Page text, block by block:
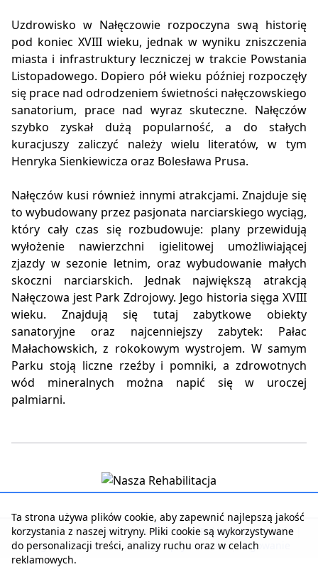
Uzdrowisko w Nałęczowie rozpoczyna swą historię
pod koniec XVIII wieku, jednak w wyniku zniszczenia
miasta i infrastruktury leczniczej w trakcie Powstania
Listopadowego. Dopiero pół wieku później rozpoczęły
się prace nad odrodzeniem świetności nałęczowskiego
sanatorium, prace nad wyraz skuteczne. Nałęczów
szybko zyskał dużą popularność, a do stałych
kuracjuszy zaliczyć należy wielu literatów, w tym
Henryka Sienkiewicza oraz Bolesława Prusa.
Nałęczów kusi również innymi atrakcjami. Znajduje się
to wybudowany przez pasjonata narciarskiego wyciąg,
który cały czas się rozbudowuje: plany przewidują
wyłożenie nawierzchni igielitowej umożliwiającej
zjazdy w sezonie letnim, oraz wybudowanie małych
skoczni narciarskich. Jednak największą atrakcją
Nałęczowa jest Park Zdrojowy. Jego historia sięga XVIII
wieku. Znajdują się tutaj zabytkowe obiekty
sanatoryjne oraz najcenniejszy zabytek: Pałac
Małachowskich, z rokokowym wystrojem. W samym
Parku stoją liczne rzeźby i pomniki, a zdrowotnych
wód mineralnych można napić się w uroczej
palmiarni.
Strona główna | Kontakt z serwisem | Reklama w serwisie
Regulamin serwisu | Polityka prywatności | Logowanie
Ta strona używa plików cookie, aby zapewnić najlepszą jakość
korzystania z naszej witryny. Pliki cookie są wykorzystywane
do personalizacji treści, analizy ruchu oraz w celach
reklamowych.